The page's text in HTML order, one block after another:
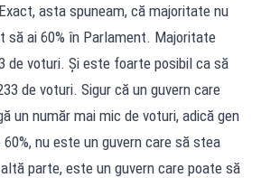
asta spuneam, că majoritate nu
să ai 60% în Parlament. Majoritate
de voturi. Și este foarte posibil ca să
de voturi. Sigur că un guvern care
un număr mai mic de voturi, adică gen
nu este un guvern care să stea
parte, este un guvern care poate să